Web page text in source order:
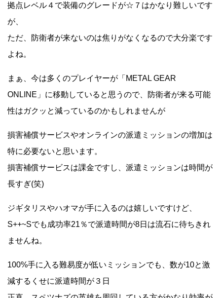
拠点レベル４で装備のグレードが☆７はかなり難しいです
が、
ただ、防衛者が来ないのは焦りがなくなるので大分楽です
よね。
まぁ、今は多くのプレイヤーが「METAL GEAR
ONLINE」に移動していると思うので、防衛者が来る可能
性はガクッと減っているのかもしれませんが
損害補償サービスやオンラインの派遣ミッションの増加は
特に必要ないと思います。
損害補償サービスは課金ですし、派遣ミッションは時間が
長すぎ(笑)
ジギタリスやハオマが手に入るのは嬉しいですけど、
S++~Sでも成功率21％で派遣時間が8日は流石に待ちきれ
ませんね。
100%手に入る難易度が低いミッションでも、数が10と激
減するくせに派遣時間が３日